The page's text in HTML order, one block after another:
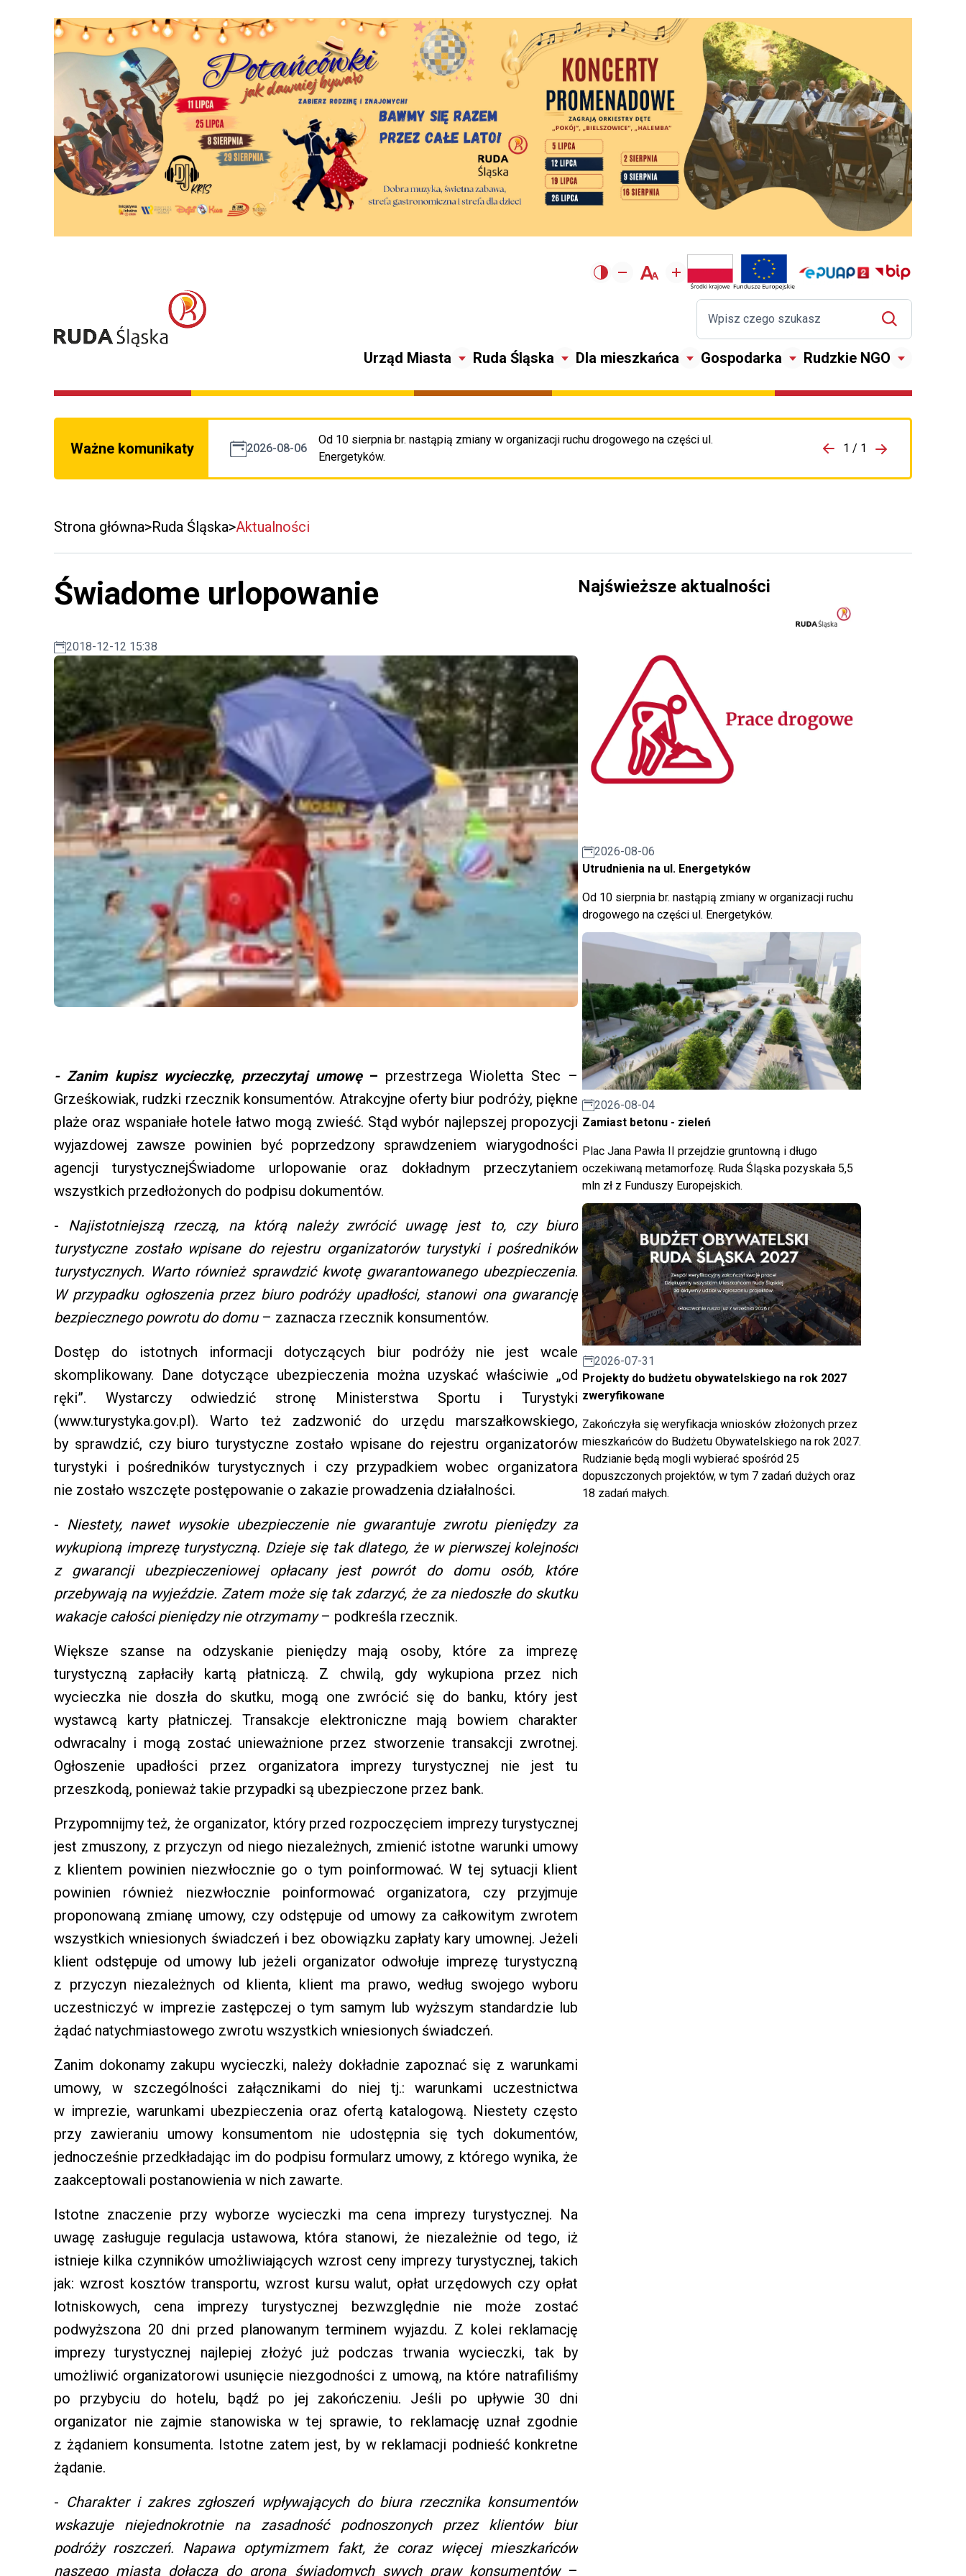
Urząd Miasta Ruda Śląska Dla mieszkańca Gospodarka Rudzkie NGO
Ważne komunikaty 2026-08-06
Od 10 sierpnia br. nastąpią zmiany w organizacji ruchu drogowego na części ul.
Energetyków.
Przejdź do porzpedniego komunikatu 1 / 1
Przejdź do
Strona główna Ruda Śląska Aktualności
Świadome urlopowanie
2018-12-12 15:38
- Zanim kupisz wycieczkę, przeczytaj umowę– przestrzega Wioletta Stec –
Grześkowiak, rudzki rzecznik konsumentów. Atrakcyjne oferty biur podróży, piękne
plaże oraz wspaniałe hotele łatwo mogą zwieść. Stąd wybór najlepszej propozycji
wyjazdowej zawsze powinien być poprzedzony sprawdzeniem wiarygodności
agencji turystycznejŚwiadome urlopowanie oraz dokładnym przeczytaniem
wszystkich przedłożonych do podpisu dokumentów.
- Najistotniejszą rzeczą, na którą należy zwrócić uwagę jest to, czy biuro
turystyczne zostało wpisane do rejestru organizatorów turystyki i pośredników
turystycznych. Warto również sprawdzić kwotę gwarantowanego ubezpieczenia.
W przypadku ogłoszenia przez biuro podróży upadłości, stanowi ona gwarancję
bezpiecznego powrotu do domu – zaznacza rzecznik konsumentów.
Dostęp do istotnych informacji dotyczących biur podróży nie jest wcale
skomplikowany. Dane dotyczące ubezpieczenia można uzyskać właściwie „od
ręki”. Wystarczy odwiedzić stronę Ministerstwa Sportu i Turystyki
(www.turystyka.gov.pl). Warto też zadzwonić do urzędu marszałkowskiego,
by sprawdzić, czy biuro turystyczne zostało wpisane do rejestru organizatorów
turystyki i pośredników turystycznych i czy przypadkiem wobec organizatora
nie zostało wszczęte postępowanie o zakazie prowadzenia działalności.
- Niestety, nawet wysokie ubezpieczenie nie gwarantuje zwrotu pieniędzy za
wykupioną imprezę turystyczną. Dzieje się tak dlatego, że w pierwszej kolejności
z gwarancji ubezpieczeniowej opłacany jest powrót do domu osób, które
przebywają na wyjeździe. Zatem może się tak zdarzyć, że za niedoszłe do skutku
wakacje całości pieniędzy nie otrzymamy– podkreśla rzecznik.
Większe szanse na odzyskanie pieniędzy mają osoby, które za imprezę
turystyczną zapłaciły kartą płatniczą. Z chwilą, gdy wykupiona przez nich
wycieczka nie doszła do skutku, mogą one zwrócić się do banku, który jest
wystawcą karty płatniczej. Transakcje elektroniczne mają bowiem charakter
odwracalny i mogą zostać unieważnione przez stworzenie transakcji zwrotnej.
Ogłoszenie upadłości przez organizatora imprezy turystycznej nie jest tu
przeszkodą, ponieważ takie przypadki są ubezpieczone przez bank.
Przypomnijmy też, że organizator, który przed rozpoczęciem imprezy turystycznej
jest zmuszony, z przyczyn od niego niezależnych, zmienić istotne warunki umowy
z klientem powinien niezwłocznie go o tym poinformować. W tej sytuacji klient
powinien również niezwłocznie poinformować organizatora, czy przyjmuje
proponowaną zmianę umowy, czy odstępuje od umowy za całkowitym zwrotem
wszystkich wniesionych świadczeń i bez obowiązku zapłaty kary umownej. Jeżeli
klient odstępuje od umowy lub jeżeli organizator odwołuje imprezę turystyczną
z przyczyn niezależnych od klienta, klient ma prawo, według swojego wyboru
uczestniczyć w imprezie zastępczej o tym samym lub wyższym standardzie lub
żądać natychmiastowego zwrotu wszystkich wniesionych świadczeń.
Zanim dokonamy zakupu wycieczki, należy dokładnie zapoznać się z warunkami
umowy, w szczególności załącznikami do niej tj.: warunkami uczestnictwa
w imprezie, warunkami ubezpieczenia oraz ofertą katalogową. Niestety często
przy zawieraniu umowy konsumentom nie udostępnia się tych dokumentów,
jednocześnie przedkładając im do podpisu formularz umowy, z którego wynika, że
zaakceptowali postanowienia w nich zawarte.
Istotne znaczenie przy wyborze wycieczki ma cena imprezy turystycznej. Na
uwagę zasługuje regulacja ustawowa, która stanowi, że niezależnie od tego, iż
istnieje kilka czynników umożliwiających wzrost ceny imprezy turystycznej, takich
jak: wzrost kosztów transportu, wzrost kursu walut, opłat urzędowych czy opłat
lotniskowych, cena imprezy turystycznej bezwzględnie nie może zostać
podwyższona 20 dni przed planowanym terminem wyjazdu. Z kolei reklamację
imprezy turystycznej najlepiej złożyć już podczas trwania wycieczki, tak by
umożliwić organizatorowi usunięcie niezgodności z umową, na które natrafiliśmy
po przybyciu do hotelu, bądź po jej zakończeniu. Jeśli po upływie 30 dni
organizator nie zajmie stanowiska w tej sprawie, to reklamację uznał zgodnie
z żądaniem konsumenta. Istotne zatem jest, by w reklamacji podnieść konkretne
żądanie.
- Charakter i zakres zgłoszeń wpływających do biura rzecznika konsumentów
wskazuje niejednokrotnie na zasadność podnoszonych przez klientów biur
podróży roszczeń. Napawa optymizmem fakt, że coraz więcej mieszkańców
naszego miasta dołącza do grona świadomych swych praw konsumentów–
Najświeższe aktualności
2026-08-06
Utrudnienia na ul. Energetyków
Od 10 sierpnia br. nastąpią zmiany w organizacji ruchu
drogowego na części ul. Energetyków.
2026-08-04
Zamiast betonu - zieleń
Plac Jana Pawła II przejdzie gruntowną i długo
oczekiwaną metamorfozę. Ruda Śląska pozyskała 5,5
mln zł z Funduszy Europejskich.
2026-07-31
Projekty do budżetu obywatelskiego na rok 2027
zweryfikowane
Zakończyła się weryfikacja wniosków złożonych przez
mieszkańców do Budżetu Obywatelskiego na rok 2027.
Rudzianie będą mogli wybierać spośród 25
dopuszczonych projektów, w tym 7 zadań dużych oraz
18 zadań małych.